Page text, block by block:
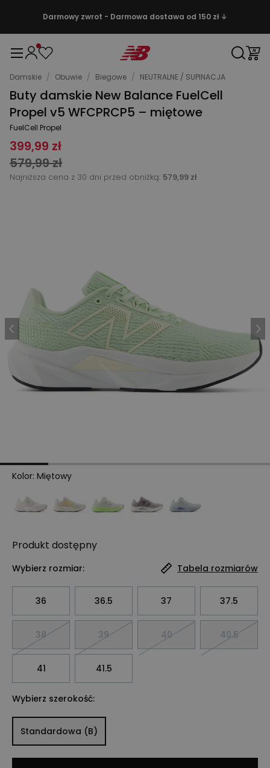
Darmowy zwrot - Darmowa dostawa od 150 zł ↓
Damskie / Obuwie / Biegowe / NEUTRALNE / SUPINACJA
Buty damskie New Balance FuelCell
Propel v5 WFCPRCP5 – miętowe
FuelCell Propel
399,99 zł
579,99 zł
Najniższa cena z 30 dni przed obniżką: 579,99 zł
Kolor: Miętowy
Produkt dostępny
Wybierz rozmiar: Tabela rozmiarów
36 36.5 37 37.5
38 39 40 40.5
41 41.5
Wybierz szerokość:
Standardowa (B)